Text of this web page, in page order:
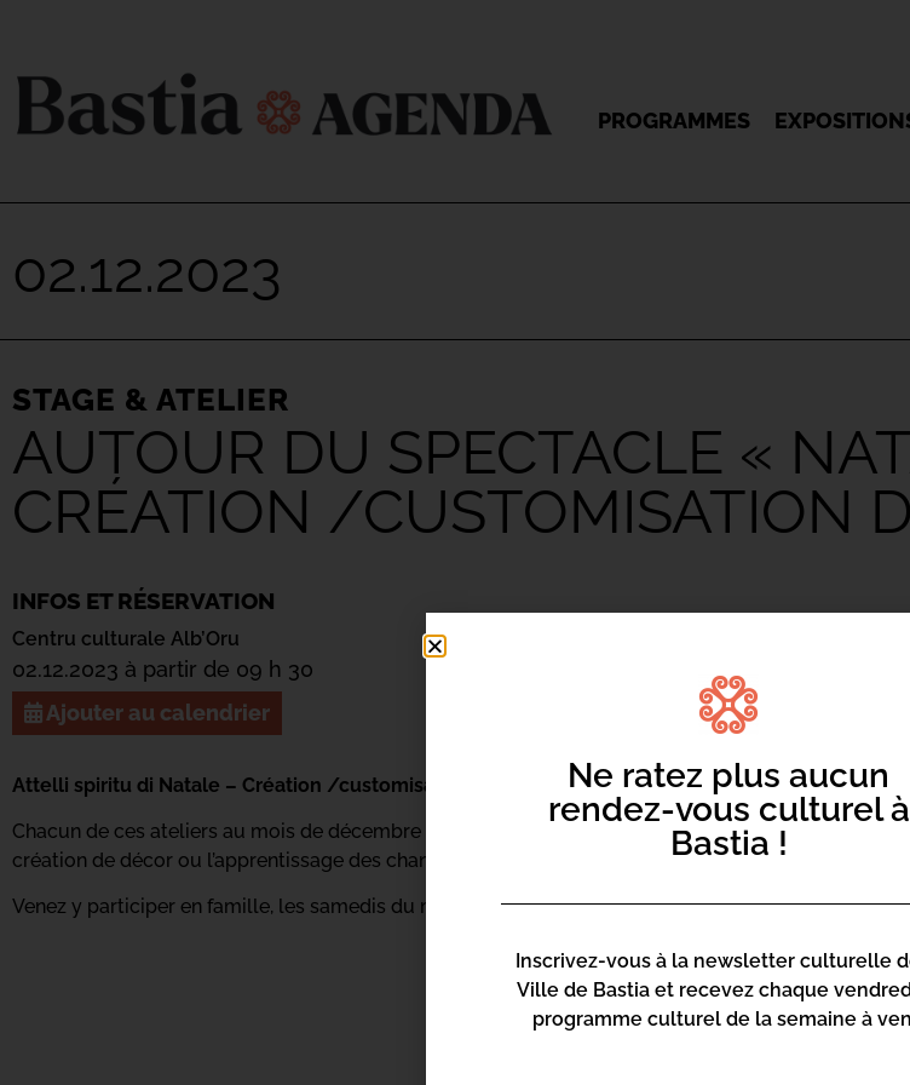
PROGRAMMES
02.12.2023
STAGE & ATELIER
AUTOUR DU SPECTACLE «
CRÉATION /CUSTOMISATION
INFOS ET RÉSERVATION
Centru culturale Alb’Oru
02.12.2023 à partir de 09 h 30
Ajouter au calendrier
Attelli spiritu di Natale – Création /customisation de boules de Noël
Chacun de ces ateliers au mois de décembre est en lien avec le spectacle que ce soit dans la
création de décor ou l’apprentissage des chansons.
Venez y participer en famille, les samedis du mois de décembre.
Ne ratez plus aucun
rendez-vous culturel à
Bastia !
Inscrivez-vous à la newsletter culturelle
Ville de Bastia et recevez chaque
programme culturel de la semaine à